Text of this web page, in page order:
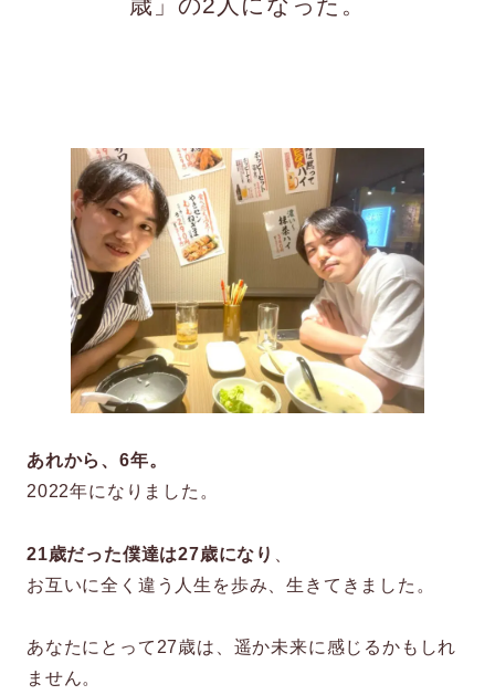
あれから、6年。
2022年になりました。
21歳だった僕達は27歳になり
お互いに全く違う人生を歩み、生きてきました。
あなたにとって27歳は、遥か未来に感じるかもしれ
ません。